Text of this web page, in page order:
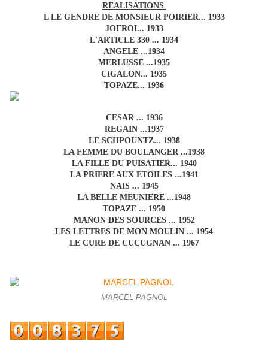
REALISATIONS
L LE GENDRE DE MONSIEUR POIRIER... 1933
JOFROI... 1933
L'ARTICLE 330 ... 1934
ANGELE ...1934
MERLUSSE ...1935
CIGALON... 1935
TOPAZE... 1936
CESAR ... 1936
REGAIN ...1937
LE SCHPOUNTZ... 1938
LA FEMME DU BOULANGER ...1938
LA FILLE DU PUISATIER... 1940
LA PRIERE AUX ETOILES ...1941
NAIS ... 1945
LA BELLE MEUNIERE ...1948
TOPAZE ... 1950
MANON DES SOURCES ... 1952
LES LETTRES DE MON MOULIN ... 1954
LE CURE DE CUCUGNAN ... 1967
MARCEL PAGNOL